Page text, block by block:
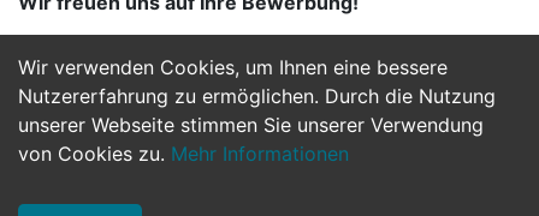
Wir verwenden Cookies, um Ihnen eine bessere
Nutzererfahrung zu ermöglichen. Durch die Nutzung
unserer Webseite stimmen Sie unserer Verwendung
von Cookies zu. Mehr Informationen
Jetzt Bewerben